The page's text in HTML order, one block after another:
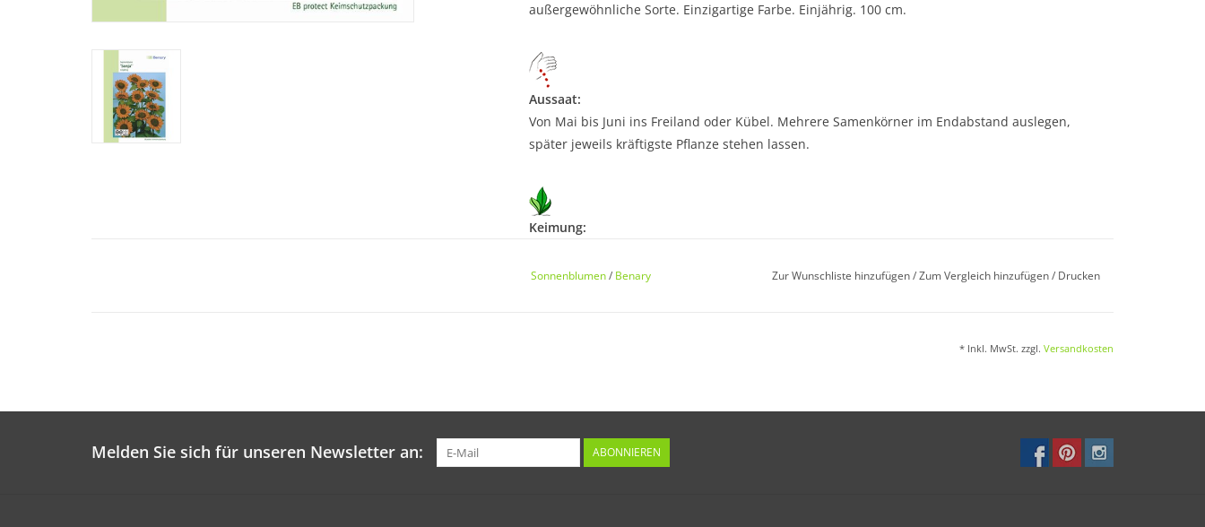
außergewöhnliche Sorte. Einzigartige Farbe. Einjährig. 100 cm.
Aussaat:
Von Mai bis Juni ins Freiland oder Kübel. Mehrere Samenkörner im Endabstand auslegen,
später jeweils kräftigste Pflanze stehen lassen.
Keimung:
Nährstoffreicher Boden und ausreichende Feuchtigkeit fördern gute Entwicklung.
Standort:
Sonnenblumen/ Benary Zur Wunschliste hinzufügen/Zum Vergleich hinzufügen/ Drucken
* Inkl. MwSt. zzgl. Versandkosten
Melden Sie sich für unseren Newsletter an: ABONNIEREN